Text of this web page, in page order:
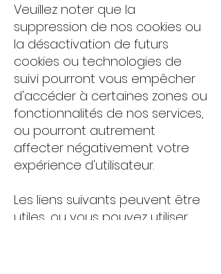
Veuillez noter que la
suppression de nos cookies ou
la désactivation de futurs
cookies ou technologies de
suivi pourront vous empêcher
d'accéder à certaines zones ou
fonctionnalités de nos services,
ou pourront autrement
affecter négativement votre
expérience d'utilisateur.
Les liens suivants peuvent être
utiles, ou vous pouvez utiliser